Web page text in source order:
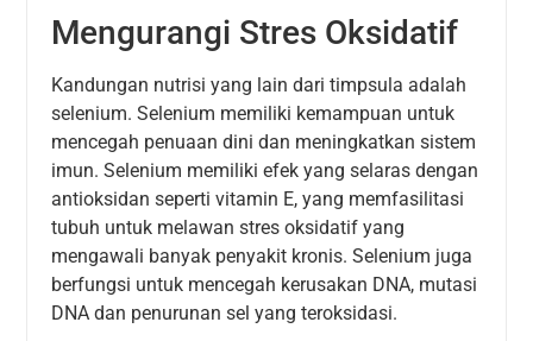
Mengurangi Stres Oksidatif
Kandungan nutrisi yang lain dari timpsula adalah
selenium. Selenium memiliki kemampuan untuk
mencegah penuaan dini dan meningkatkan sistem
imun. Selenium memiliki efek yang selaras dengan
antioksidan seperti vitamin E, yang memfasilitasi
tubuh untuk melawan stres oksidatif yang
mengawali banyak penyakit kronis. Selenium juga
berfungsi untuk mencegah kerusakan DNA, mutasi
DNA dan penurunan sel yang teroksidasi.